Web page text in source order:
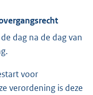
dag na de dag van
voor
verordening is deze